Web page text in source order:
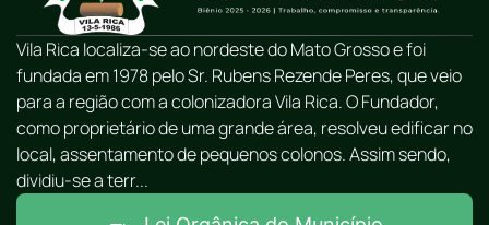
Vila Rica localiza-se ao nordeste do Mato Grosso e foi
fundada em 1978 pelo Sr. Rubens Rezende Peres, que veio
para a região com a colonizadora Vila Rica. O Fundador,
como proprietário de uma grande área, resolveu edificar no
local, assentamento de pequenos colonos. Assim sendo,
dividiu-se a terr...